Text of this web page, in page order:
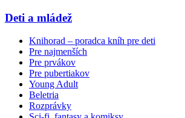
Deti a mládež
Knihorad – poradca kníh pre deti
Pre najmenších
Pre prvákov
Pre pubertiakov
Young Adult
Beletria
Rozprávky